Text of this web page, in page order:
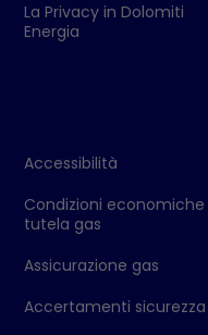
La Privacy in Dolomiti
Energia
Accessibilità
Condizioni economiche
tutela gas
Assicurazione gas
Accertamenti sicurezza